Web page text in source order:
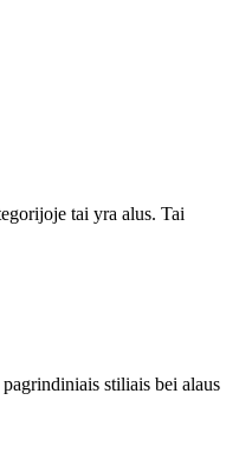
tai yra alus. Tai
stiliais bei alaus